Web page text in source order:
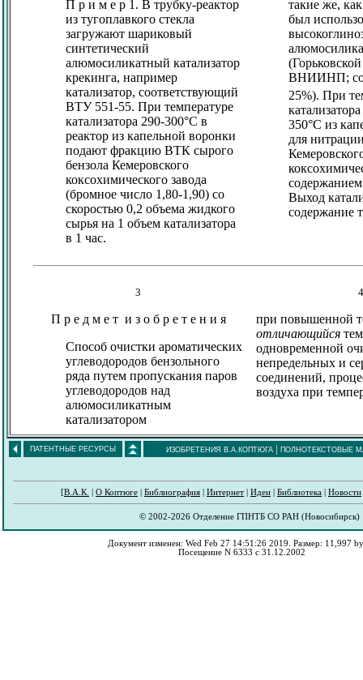
П р и м е р 1. В трубку-реактор
из тугоплавкого стекла
загружают шариковый
синтетический
алюмосиликатный катализатор
крекинга, например
катализатор, соответствующий
ВТУ 551-55. При температуре
катализатора 290-300°С в
реактор из капельной воронки
подают фракцию ВТК сырого
бензола Кемеровского
коксохимического завода
(бромное число 1,80-1,90) со
скоростью 0,2 объема жидкого
сырья на 1 объем катализатора
в 1 час.
такие же,
был
ВНИИНП;
25%). При
350°С из
для
Выход
содержание
3 4
П р е д м е т и з о б р е т е н и я
Способ очистки ароматических
углеводородов бензольного
ряда путем пропускания паров
углеводородов над
алюмосиликатным
катализатором
при повышенной
отличающийся
одновременной
непредельных и
соединений,
воздуха при
ПАТЕНТНЫЕ РЕСУРСЫ ИЗОБРЕТЕНИЯ В.А.КОПТЮГА| ПОЛНОТЕКСТОВЫЕ
[В.А.К. О Коптюге Библиография Интернет Идеи Библиотека Новости
© 2002-2026 Отделение ГПНТБ СО РАН (Новосибирск)
Документ изменен: Wed Feb 27 14:51:26 2019. Размер: 11,997
Посещение N 6333 с 31.12.2002